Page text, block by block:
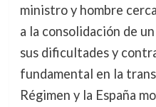
ministro y hombre
a la consolidación de
sus dificultades y
fundamental en la
Régimen y la España